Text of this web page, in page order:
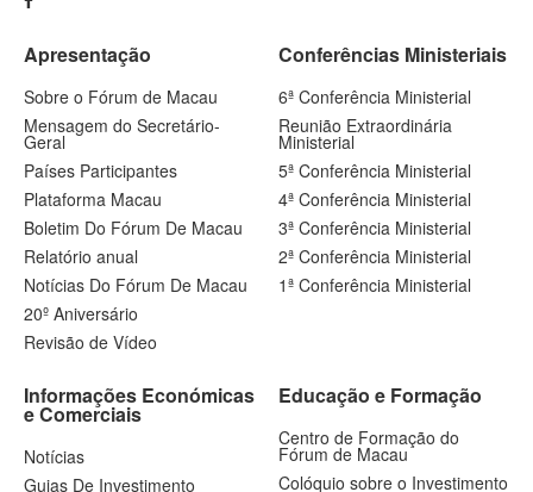
Apresentação
Sobre o Fórum de Macau
Mensagem do Secretário-
Geral
Países Participantes
Plataforma Macau
Boletim Do Fórum De Macau
Relatório anual
Notícias Do Fórum De Macau
20º Aniversário
Revisão de Vídeo
Conferências Ministeriais
6ª Conferência Ministerial
Reunião Extraordinária
Ministerial
5ª Conferência Ministerial
4ª Conferência Ministerial
3ª Conferência Ministerial
2ª Conferência Ministerial
1ª Conferência Ministerial
Informações Económicas
e Comerciais
Notícias
Guias De Investimento
Educação e Formação
Centro de Formação do
Fórum de Macau
Colóquio sobre o Investimento